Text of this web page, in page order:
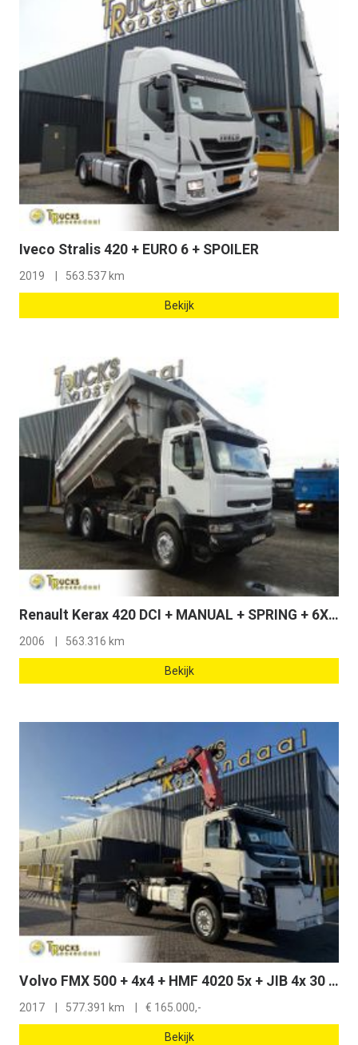
Iveco Stralis 420 + EURO 6 + SPOILER
2019 563.537 km
Bekijk
Renault Kerax 420 DCI + MANUAL + SPRING + 6X4 + PERFECT
2006 563.316 km
Bekijk
Volvo FMX 500 + 4x4 + HMF 4020 5x + JIB 4x 30 METER + REMOTE
2017 577.391 km € 165.000,-
Bekijk